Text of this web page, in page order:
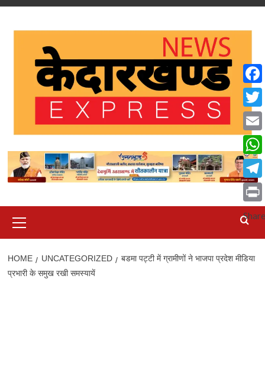
Skip
Menu
HOME UNCATEGORIZED
बडमा पट्टी में ग्रामीणों ने भाजपा प्रदेश मीडिया
प्रभारी के समुख रखी समस्यायें
Email
Print
Share